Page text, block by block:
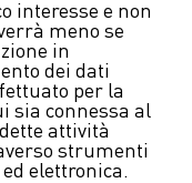
interesse e non
meno se
in
dei dati
per la
sia connessa al
attività
strumenti
elettronica.